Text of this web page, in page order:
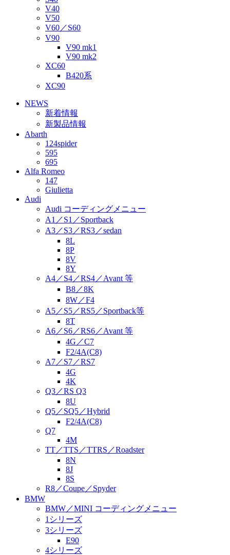
V40
V50
V60／S60
V90
V90 mk1
V90 mk2
XC60
B420系
XC90
NEWS
新着情報
新製品情報
Abarth
124spider
595
695
Alfa Romeo
147
Giulietta
Audi
Audi コーディングメニュー
A1／S1／Sportback
A3／S3／RS3／sedan
8L
8P
8V
8Y
A4／S4／RS4／Avant 等
B8／8K
8W／F4
A5／S5／RS5／Sportback等
8T
A6／S6／RS6／Avant 等
4G／C7
F2/4A(C8)
A7／S7／RS7
4G
4K
Q3／RS Q3
8U
Q5／SQ5／Hybrid
F2/4A(C8)
Q7
4M
TT／TTS／TTRS／Roadster
8N
8J
8S
R8／Coupe／Spyder
BMW
BMW／MINI コーディングメニュー
1シリーズ
3シリーズ
E90
4シリーズ